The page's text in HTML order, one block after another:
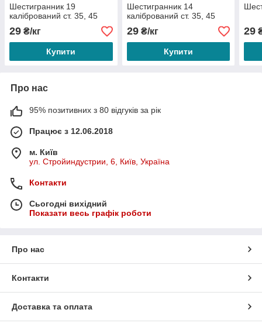
Шестигранник 19
калібрований ст. 35, 45
29 ₴/кг
Купити
Шестигранник 14
калібрований ст. 35, 45
29₴/кг
Купити
29
Про нас
95% позитивних з 80 відгуків за рік
Працює з 12.06.2018
м. Київ
ул. Стройиндустрии, 6, Київ, Україна
Контакти
Сьогодні вихідний
Показати весь графік роботи
Про нас
Контакти
Доставка та оплата